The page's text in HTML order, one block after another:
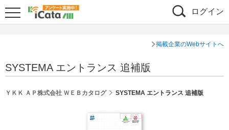
ログイン
掲載企業のWebサイトへ
SYSTEMA エントランス 追補版
ＹＫＫ ＡＰ株式会社 ＷＥＢカタログ SYSTEMA エントランス 追補版